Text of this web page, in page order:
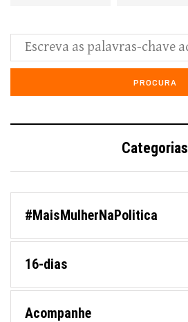
Categorias
#MaisMulherNaPolitica
16-dias
Acompanhe